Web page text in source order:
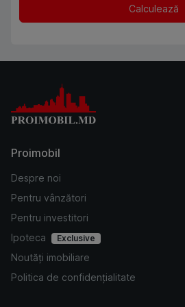
Calculează
Proimobil
Despre noi
Pentru vânzători
Pentru investitori
Ipoteca
Exclusive
Noutăți imobiliare
Politica de confidențialitate